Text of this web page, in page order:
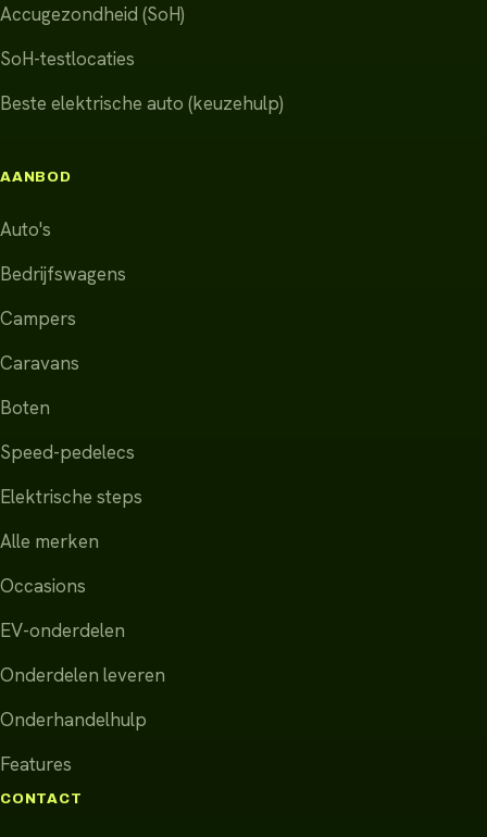
Accugezondheid (SoH)
SoH-testlocaties
Beste elektrische auto (keuzehulp)
AANBOD
Auto's
Bedrijfswagens
Campers
Caravans
Boten
Speed-pedelecs
Elektrische steps
Alle merken
Occasions
EV-onderdelen
Onderdelen leveren
Onderhandelhulp
Features
CONTACT